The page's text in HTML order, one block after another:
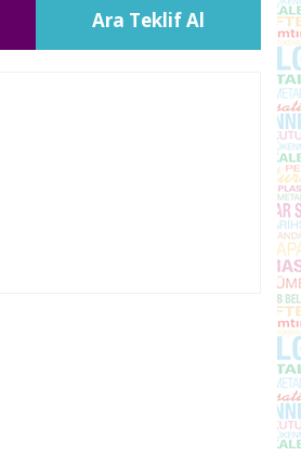
Ara Teklif Al